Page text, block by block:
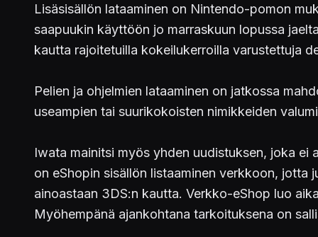
Lisäsisällön lataaminen on Nintendo-pomon
saapuukin käyttöön jo marraskuun lopussa
kautta rajoitetuilla kokeilukerroilla varustettuja
Pelien ja ohjelmien lataaminen on jatkossa
useampien tai suurikokoisten nimikkeiden
Iwata mainitsi myös yhden uudistuksen, joka ei
on eShopin sisällön listaaminen verkkoon, jotta
ainoastaan 3DS:n kautta. Verkko-eShop luo
Myöhempänä ajankohtana tarkoituksena on